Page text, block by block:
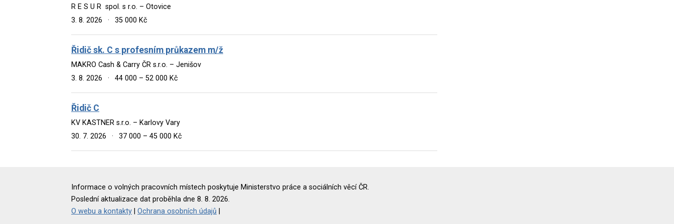
R E S U R spol. s r.o. – Otovice
3. 8. 2026
· 35 000 Kč
Řidič sk. C s profesním průkazem m/ž
MAKRO Cash & Carry ČR s.r.o. – Jenišov
3. 8. 2026
· 44 000 – 52 000 Kč
Řidič C
KV KASTNER s.r.o. – Karlovy Vary
30. 7. 2026
· 37 000 – 45 000 Kč
Informace o volných pracovních místech poskytuje Ministerstvo práce a sociálních věcí ČR.
Poslední aktualizace dat proběhla dne 8. 8. 2026.
O webu a kontakty
Ochrana osobních údajů